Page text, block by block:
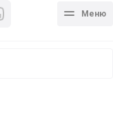
Меню